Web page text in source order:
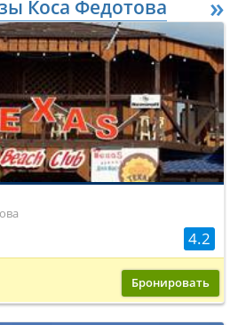
Коса Федотова
4.2
Бронировать